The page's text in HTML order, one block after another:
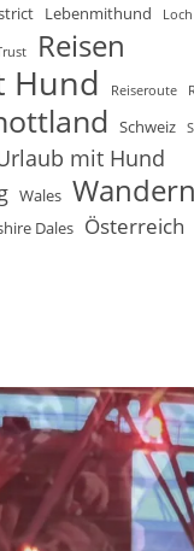
Lebenmithund
Reisen
Hund Reiseroute
Schweiz
mit Hund
Wales
Dales Österreich